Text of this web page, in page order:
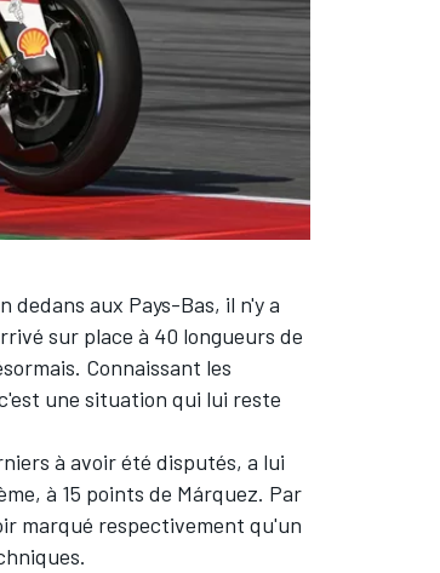
aux Pays-Bas, il n'y a
sur place à 40 longueurs de
Connaissant les
une situation qui lui reste
à avoir été disputés, a lui
à 15 points de Márquez. Par
marqué respectivement qu'un